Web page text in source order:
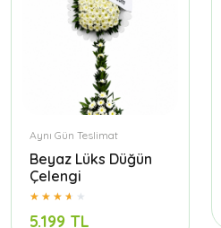
Aynı Gün Teslimat
Beyaz Lüks Düğün
Çelengi
5.199 TL